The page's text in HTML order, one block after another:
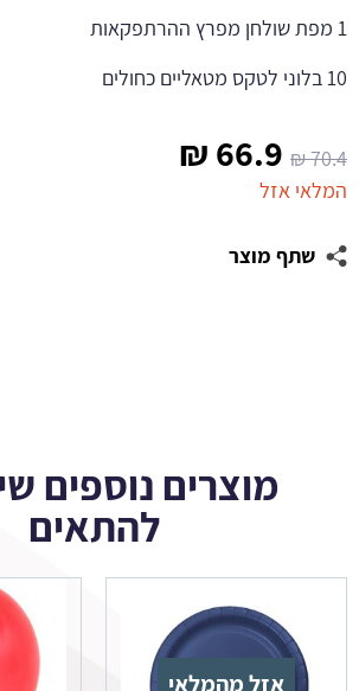
70.4
₪ המחיר
המקורי
היה:
66.9
₪
המלאי אזל
שתף מוצר
1 מפת שולחן מפרץ ההרתפקאות
10 בלוני לטקס מטאליים כחולים
מוצרים נוספים
להתאים
אזל מהמלאי